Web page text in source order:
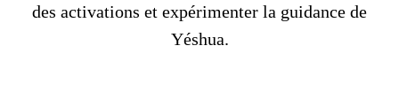
des activations et expérimenter la guidance de
Yéshua.